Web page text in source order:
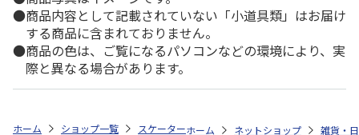
商品内容として記載されていない「小道具類」はお届け
する商品に含まれておりません。
商品の色は、ご覧になるパソコンなどの環境により、実
際と異なる場合があります。
ホーム ショップ一覧 スケーター クリア歯ブラシ(乳児用) 3P はらぺ
ホーム ネットショップ 雑貨・